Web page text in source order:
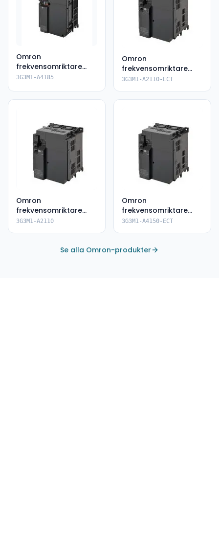
Omron
frekvensomriktare
3G3M1-A4185
3G3M1-A4185
Omron
frekvensomriktare
3G3M1-A2110-ECT
3G3M1-A2110-ECT
Omron
frekvensomriktare
3G3M1-A2110
3G3M1-A2110
Omron
frekvensomriktare
3G3M1-A4150-ECT
3G3M1-A4150-ECT
Se alla Omron-produkter